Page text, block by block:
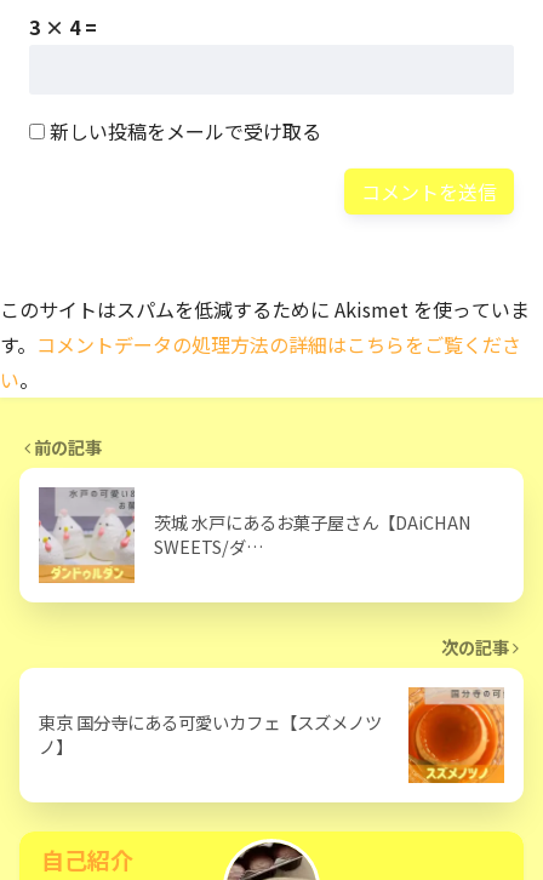
3 × 4 =
新しい投稿をメールで受け取る
このサイトはスパムを低減するために Akismet を使っていま
す。 コメントデータの処理方法の詳細はこちらをご覧くださ
い。
前の記事
茨城 水戸にあるお菓子屋さん【DAiCHAN
SWEETS/ダ…
次の記事
東京 国分寺にある可愛いカフェ【スズメノツ
ノ】
自己紹介